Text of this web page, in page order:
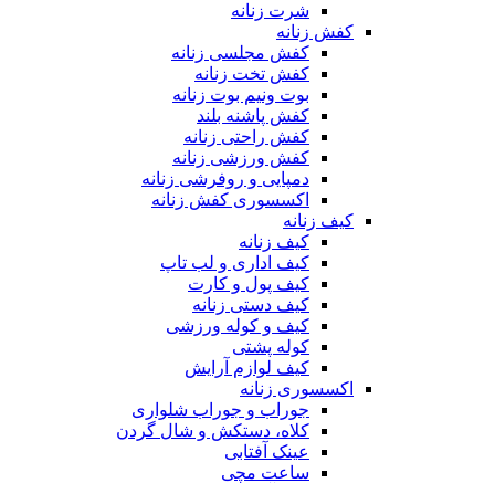
شرت زنانه
کفش زنانه
کفش مجلسی زنانه
کفش تخت زنانه
بوت ونیم بوت زنانه
کفش پاشنه بلند
کفش راحتی زنانه
کفش ورزشی زنانه
دمپایی و روفرشی زنانه
اکسسوری کفش زنانه
کیف زنانه
کیف زنانه
کیف اداری و لب تاپ
کیف پول و کارت
کیف دستی زنانه
کیف و کوله ورزشی
کوله پشتی
کیف لوازم آرایش
اکسسوری زنانه
جوراب و جوراب شلواری
کلاه، دستکش و شال گردن
عینک آفتابی
ساعت مچی